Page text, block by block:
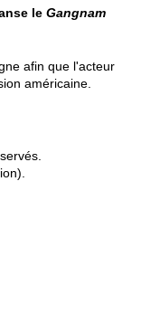
le Gangnam
afin que l'acteur
américaine.